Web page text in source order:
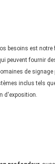
besoins est
peuvent fournir
de signage
inclus tels
d'exposition.